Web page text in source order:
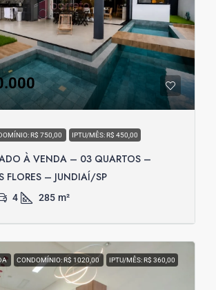
R$ 750,00 IPTU/MÊS: R$ 450,00
À VENDA – 03 QUARTOS –
FLORES – JUNDIAÍ/SP
4 285 m²
CONDOMÍNIO: R$ 1020,00 IPTU/MÊS: R$ 360,00